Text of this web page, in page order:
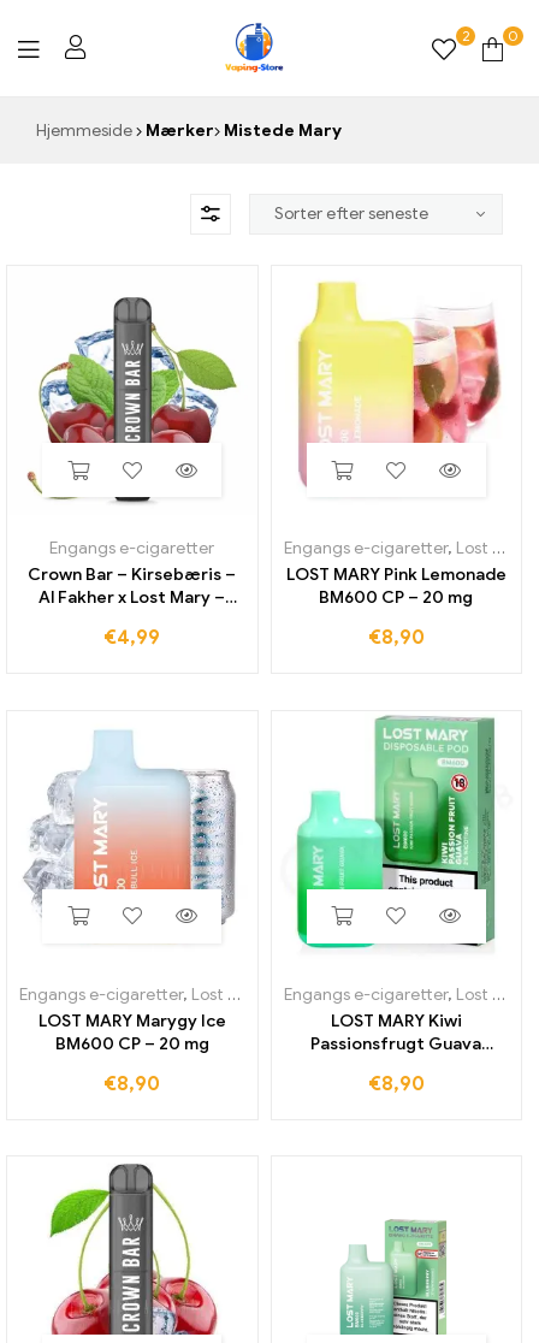
2 0
Hjemmeside Mærker Mistede Mary
Engangs e-cigaretter
Crown Bar – Kirsebæris –
Al Fakher x Lost Mary –
€4,99
Engangs e-cigaretter, Lost Mary BM600
LOST MARY Pink Lemonade
BM600 CP – 20 mg
€8,90
Engangs e-cigaretter, Lost Mary BM600
LOST MARY Marygy Ice
BM600 CP – 20 mg
€8,90
Engangs e-cigaretter, Lost Mary BM600
LOST MARY Kiwi
Passionsfrugt Guava
€8,90